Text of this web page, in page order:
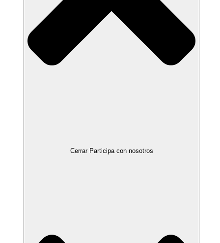
Cerrar Participa con nosotros